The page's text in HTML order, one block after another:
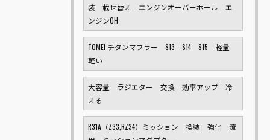
装 載せ替え エンジンオーバーホール エ
ンジンOH
TOMEI チタンマフラー S13 S14 S15 軽量
軽い
大容量 ラジエター 交換 効率アップ 冷
える
R31A（Z33,RZ34）ミッション 換装 強化 流